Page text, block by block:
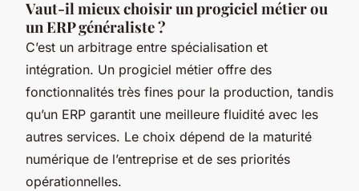
Vaut-il mieux choisir un progiciel métier ou
un ERP généraliste ?
C’est un arbitrage entre spécialisation et
intégration. Un progiciel métier offre des
fonctionnalités très fines pour la production, tandis
qu’un ERP garantit une meilleure fluidité avec les
autres services. Le choix dépend de la maturité
numérique de l’entreprise et de ses priorités
opérationnelles.